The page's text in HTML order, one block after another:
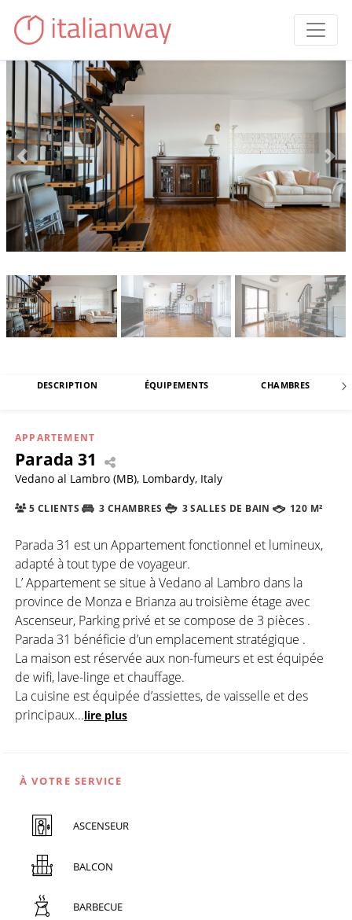
DESCRIPTION ÉQUIPEMENTS CHAMBRES
APPARTEMENT
Parada 31
Vedano al Lambro (MB), Lombardy, Italy
5 CLIENTS 3 CHAMBRES 3 SALLES DE BAIN 120 M²
Parada 31 est un Appartement fonctionnel et lumineux,
adapté à tout type de voyageur.
L’ Appartement se situe à Vedano al Lambro dans la
province de Monza e Brianza au troisième étage avec
Ascenseur, Parking privé et se compose de 3 pièces .
Parada 31 bénéficie d’un emplacement stratégique .
La maison est réservée aux non-fumeurs et est équipée
de wifi, lave-linge et chauffage.
La cuisine est équipée d’assiettes, de vaisselle et des
principaux...lire plus
À VOTRE SERVICE
ASCENSEUR
BALCON
BARBECUE